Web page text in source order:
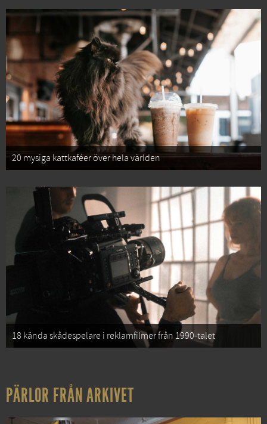
20 mysiga kattkaféer över hela världen
18 kända skådespelare i reklamfilmer från 1990-talet
PÄRLOR FRÅN ARKIVET